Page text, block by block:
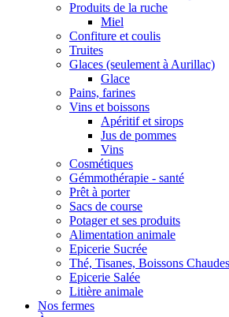
Produits de la ruche
Miel
Confiture et coulis
Truites
Glaces (seulement à Aurillac)
Glace
Pains, farines
Vins et boissons
Apéritif et sirops
Jus de pommes
Vins
Cosmétiques
Gémmothérapie - santé
Prêt à porter
Sacs de course
Potager et ses produits
Alimentation animale
Epicerie Sucrée
Thé, Tisanes, Boissons Chaudes
Epicerie Salée
Litière animale
Nos fermes